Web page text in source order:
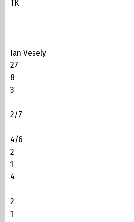
TK
Jan Vesely
27
8
3
2/7
4/6
2
1
4
2
1